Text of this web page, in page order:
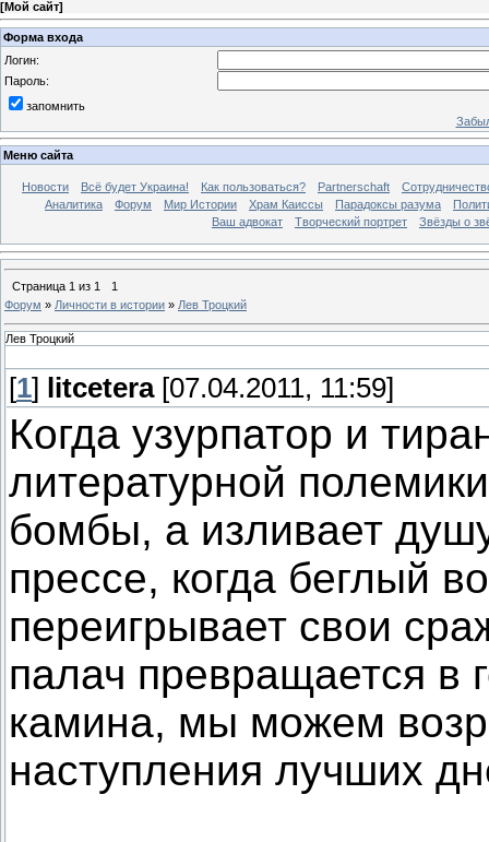
[Мой сайт]
Форма входа
Логин:
Пароль:
запомнить
Меню сайта
Новости Всё будет Украина! Как пользоваться? Partnerschaft
Аналитика
Форум Мир Истории Храм Каиссы Парадоксы разума
Ваш адвокат
Творческий портрет Звёзды о
Страница 1 из 1
1
Форум » Личности в истории » Лев Троцкий
Лев Троцкий
[1] litcetera[07.04.2011, 11:59]
Когда узурпатор и
литературной
бомбы, а изливает
прессе, когда беглый
переигрывает свои
палач превращается в
камина, мы можем
наступления лучших